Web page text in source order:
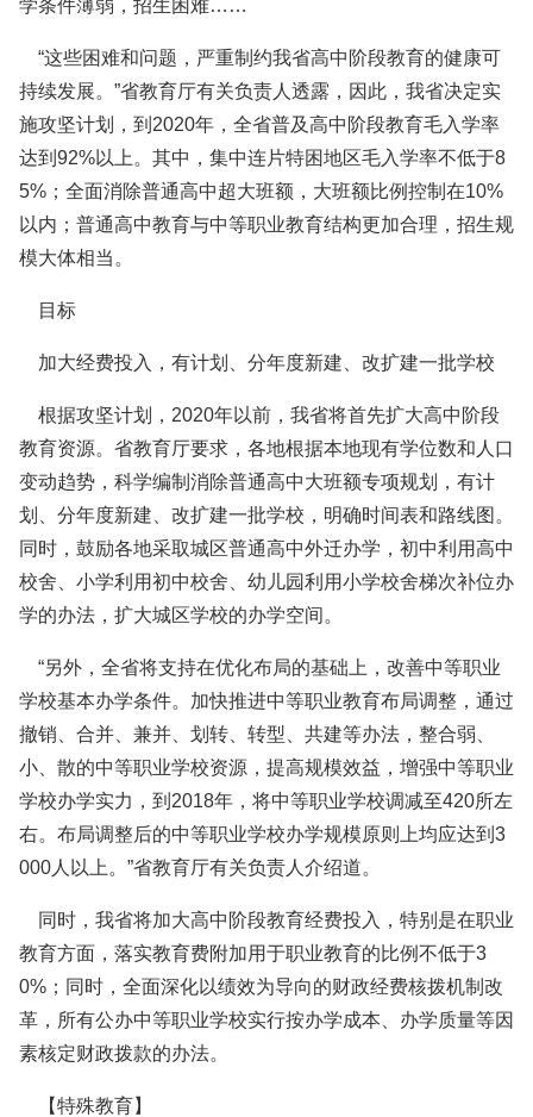
学条件薄弱，招生困难……
“这些困难和问题，严重制约我省高中阶段教育的健康可
持续发展。”省教育厅有关负责人透露，因此，我省决定实
施攻坚计划，到2020年，全省普及高中阶段教育毛入学率
达到92%以上。其中，集中连片特困地区毛入学率不低于8
5%；全面消除普通高中超大班额，大班额比例控制在10%
以内；普通高中教育与中等职业教育结构更加合理，招生规
模大体相当。
目标
加大经费投入，有计划、分年度新建、改扩建一批学校
根据攻坚计划，2020年以前，我省将首先扩大高中阶段
教育资源。省教育厅要求，各地根据本地现有学位数和人口
变动趋势，科学编制消除普通高中大班额专项规划，有计
划、分年度新建、改扩建一批学校，明确时间表和路线图。
同时，鼓励各地采取城区普通高中外迁办学，初中利用高中
校舍、小学利用初中校舍、幼儿园利用小学校舍梯次补位办
学的办法，扩大城区学校的办学空间。
“另外，全省将支持在优化布局的基础上，改善中等职业
学校基本办学条件。加快推进中等职业教育布局调整，通过
撤销、合并、兼并、划转、转型、共建等办法，整合弱、
小、散的中等职业学校资源，提高规模效益，增强中等职业
学校办学实力，到2018年，将中等职业学校调减至420所左
右。布局调整后的中等职业学校办学规模原则上均应达到3
000人以上。”省教育厅有关负责人介绍道。
同时，我省将加大高中阶段教育经费投入，特别是在职业
教育方面，落实教育费附加用于职业教育的比例不低于3
0%；同时，全面深化以绩效为导向的财政经费核拨机制改
革，所有公办中等职业学校实行按办学成本、办学质量等因
素核定财政拨款的办法。
【特殊教育】